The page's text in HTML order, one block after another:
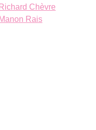
Chèvre
Rais